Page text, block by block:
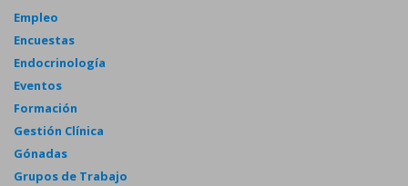
Empleo
Encuestas
Endocrinología
Eventos
Formación
Gestión Clínica
Gónadas
Grupos de Trabajo